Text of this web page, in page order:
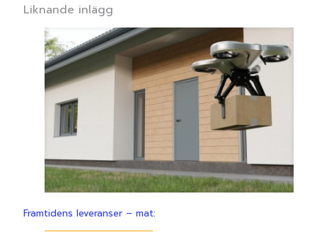
Liknande inlägg
Framtidens leveranser – mat: